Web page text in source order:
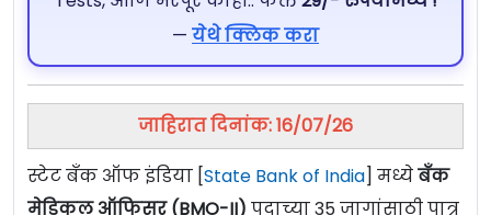
— येथे क्लिक करा
जाहिरात दिनांक: 16/07/26
स्टेट बँक ऑफ इंडिया [State Bank of India] मध्येबँक
मेडिकल ऑफिसर (BMO-II) पदाच्या 35 जागांसाठी पात्र